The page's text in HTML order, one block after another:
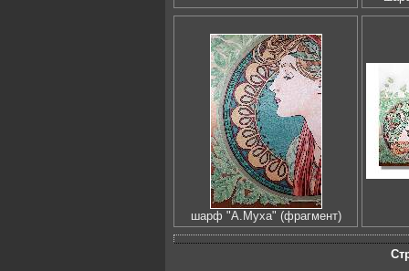
шарф "А.Муха" (фрагмент)